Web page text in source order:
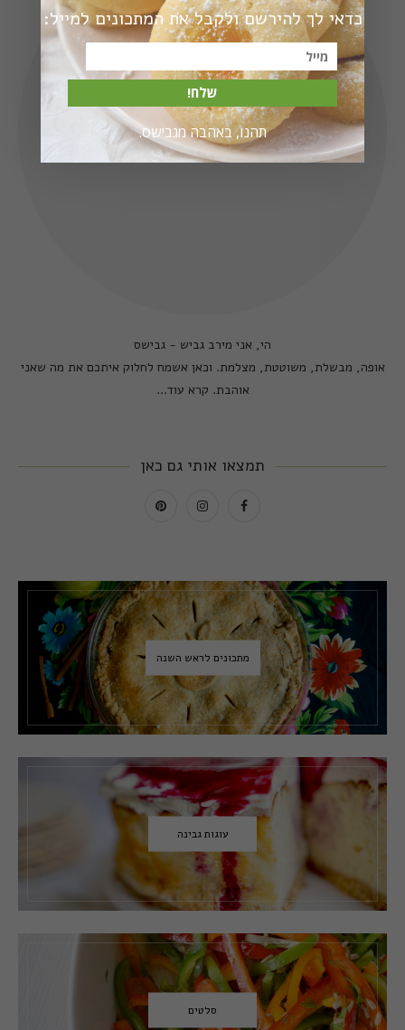
הי, אני מירב גביש - גבישס
אופה, מבשלת, משוטטת, מצלמת. וכאן אשמח לחלוק איתכם את מה שאני
אוהבת. קרא עוד...
תמצאו אותי גם כאן
מתכונים לראש השנה
עוגות גבינה
סלטים
כדאי לך להירשם ולקבל את המתכונים למייל:
שלח!
תהנו, באהבה מגבישס.